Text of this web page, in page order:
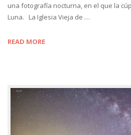
una fotografía nocturna, en el que la
Luna. La Iglesia Vieja de …
READ MORE